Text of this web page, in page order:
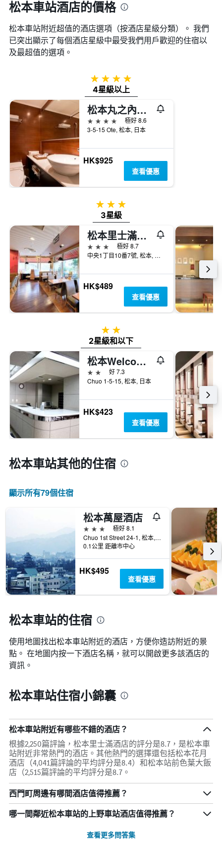
松本車站酒店的價格
松本車站附近超值的酒店選項（按酒店星級分類）。 我們
已突出顯示了每個酒店星級中最受我們用戶歡迎的住宿以
及最超值的選項。
4星級
4星級以上
松本丸之內酒店
4星級
極好 8.6
3-5-15 Ote, 松本, 日本
HK$925
查看優惠
3星級
3星級
松本里士滿酒店
3星級
極好 8.7
中央1丁目10番7號, 松本, 日本
HK$489
查看優惠
2星級
2星級和以下
松本Welcome酒店
2星級
好 7.3
Chuo 1-5-15, 松本, 日本
HK$423
查看優惠
松本車站​其他的住宿
顯示所有79​個住宿
松本萬屋酒店
3星級
極好 8.1
Chuo 1st Street 24-1, 松本, 日本
0.1公里 距離市中心
HK$495
查看優惠
松本車站的住宿
使用地圖找出松本車站​附近的酒店，方便你造訪附近的景
點。 在地圖内按一下酒店名稱，就可以開啟更多該酒店的
資訊。
松本車站住宿小錦囊
松本車站附近有哪些不錯的酒店？
根據2,250篇評論，松本里士滿酒店的評分是8.7，是松本車
站附近非常熱門的酒店。其他熱門的選擇還包括松本花月
酒店（4,041篇評論的平均評分是8.4）和松本站前色葉大飯
店（2,515篇評論的平均評分是8.7。
西門町周邊有哪間酒店值得推薦？
哪一間鄰近松本車站的上野車站酒店值得推薦？
查看更多問答集